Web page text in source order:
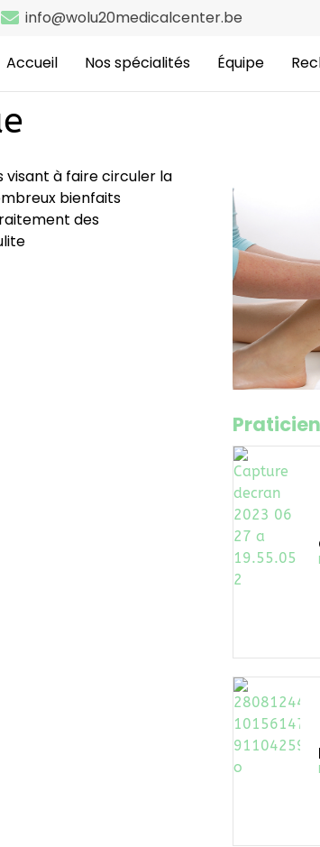
info@wolu20medicalcenter.be
Accueil Nos spécialités Équipe
visant à faire circuler la
bienfaits
des